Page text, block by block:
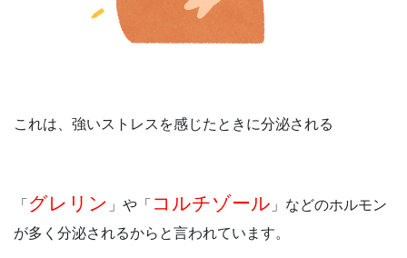
これは、強いストレスを感じたときに分泌される
「グレリン 」や「 コルチゾール 」などのホルモン
が多く分泌されるからと言われています。